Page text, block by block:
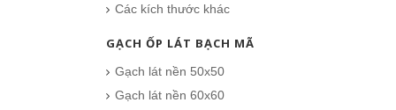
Các kích thước khác
GẠCH ỐP LÁT BẠCH MÃ
Gạch lát nền 50x50
Gạch lát nền 60x60